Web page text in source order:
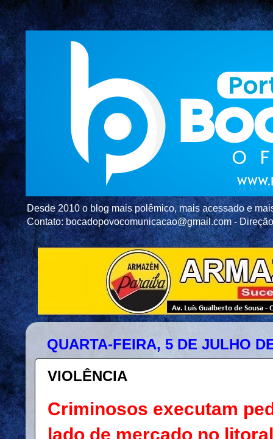
Desde 2010 o blog mais polêmico, mais acessado e
Contato: bocadopovocomunicacao@gmail.com -
QUARTA-FEIRA, 5 DE JULHO
VIOLÊNCIA
Criminosos executam
lado de mercado no